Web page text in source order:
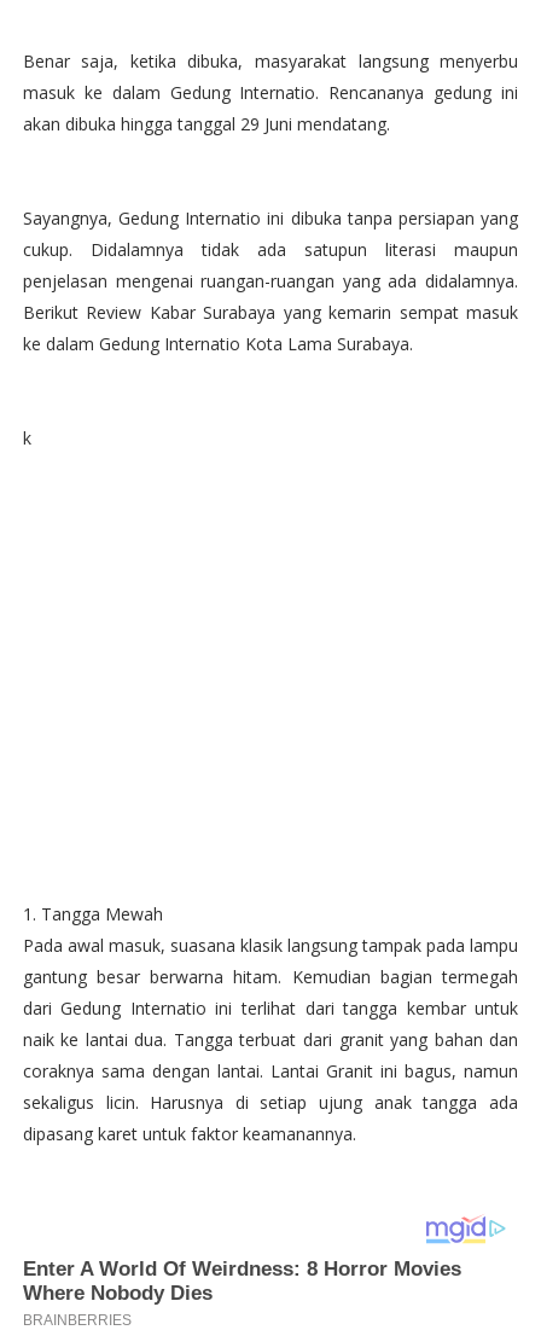
Benar saja, ketika dibuka, masyarakat langsung menyerbu
masuk ke dalam Gedung Internatio. Rencananya gedung ini
akan dibuka hingga tanggal 29 Juni mendatang.
Sayangnya, Gedung Internatio ini dibuka tanpa persiapan yang
cukup. Didalamnya tidak ada satupun literasi maupun
penjelasan mengenai ruangan-ruangan yang ada didalamnya.
Berikut Review Kabar Surabaya yang kemarin sempat masuk
ke dalam Gedung Internatio Kota Lama Surabaya.
k
1. Tangga Mewah
Pada awal masuk, suasana klasik langsung tampak pada lampu
gantung besar berwarna hitam. Kemudian bagian termegah
dari Gedung Internatio ini terlihat dari tangga kembar untuk
naik ke lantai dua. Tangga terbuat dari granit yang bahan dan
coraknya sama dengan lantai. Lantai Granit ini bagus, namun
sekaligus licin. Harusnya di setiap ujung anak tangga ada
dipasang karet untuk faktor keamanannya.